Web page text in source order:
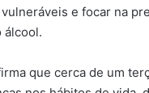
e focar na
álcool.
que cerca de um